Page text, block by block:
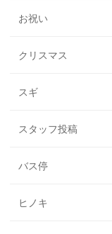
お祝い
クリスマス
スギ
スタッフ投稿
バス停
ヒノキ